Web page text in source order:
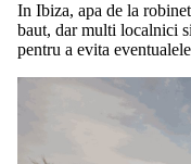
In Ibiza, apa de la
baut, dar multi localnici
pentru a evita